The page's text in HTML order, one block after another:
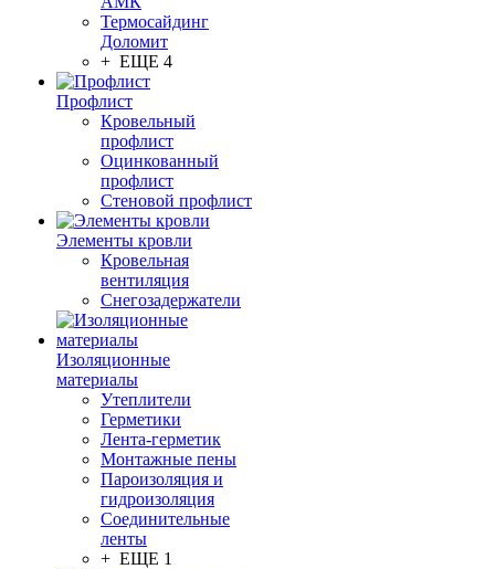
Термосайдинг
Доломит
+ ЕЩЕ 4
Профлист
Кровельный
профлист
Оцинкованный
профлист
Стеновой профлист
Элементы кровли
Кровельная
вентиляция
Снегозадержатели
Изоляционные
материалы
Утеплители
Герметики
Лента-герметик
Монтажные пены
Пароизоляция и
гидроизоляция
Соединительные
ленты
+ ЕЩЕ 1